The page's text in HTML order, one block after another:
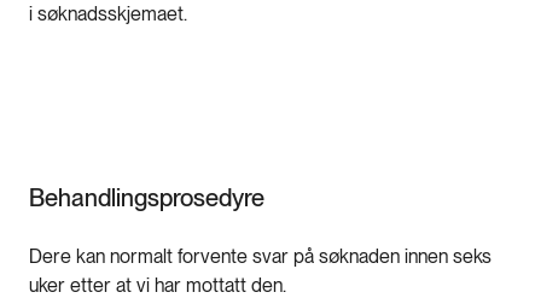
i søknadsskjemaet.
Behandlingsprosedyre
Dere kan normalt forvente svar på søknaden innen seks
uker etter at vi har mottatt den.